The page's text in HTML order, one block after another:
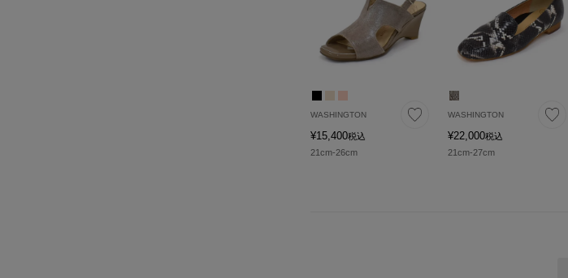
WASHINGTON
¥15,400税込
21cm-26cm
WASHINGTON
¥22,000税込
21cm-27cm